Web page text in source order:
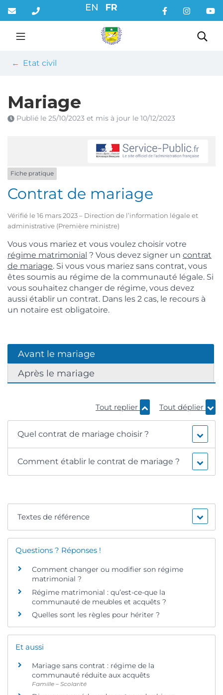
Aller
au
contenu
EN FR
Etat civil
Mariage
Publié le 25/10/2023 et mis à jour le 10/12/2023
Fiche pratique
Contrat de mariage
Vérifié le 16 mars 2023 – Direction de l’information légale et
administrative (Première ministre)
Vous vous mariez et vous voulez choisir votre
régime matrimonial ? Vous devez signer un contrat
de mariage. Si vous vous mariez sans contrat, vous
êtes soumis au régime de la communauté légale. Si
vous souhaitez changer de régime, vous devez
aussi établir un contrat. Dans les 2 cas, le recours à
un notaire est obligatoire.
Avant le mariage
Après le mariage
Tout replier Tout déplier
Quel contrat de mariage choisir ?
Comment établir le contrat de mariage ?
Textes de référence
Questions ? Réponses !
Comment changer ou modifier son régime
matrimonial ?
Régime matrimonial : qu’est-ce-que la
communauté de meubles et acquêts ?
Quelles sont les règles pour hériter ?
Et aussi
Mariage sans contrat : régime de la
communauté réduite aux acquêts
Famille – Scolarité